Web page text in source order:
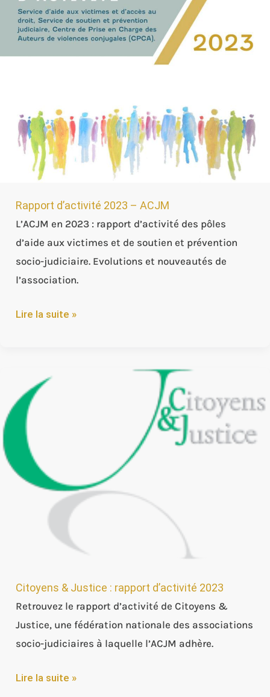
Rapport d’activité 2023 – ACJM
L’ACJM en 2023 : rapport d’activité des pôles
d’aide aux victimes et de soutien et prévention
socio-judiciaire. Evolutions et nouveautés de
l’association.
2023
–
ACJM
Lire la suite »
Citoyens & Justice : rapport d’activité 2023
Retrouvez le rapport d’activité de Citoyens &
Justice, une fédération nationale des associations
socio-judiciaires à laquelle l’ACJM adhère.
Citoyens
&
Justice
rapport
d’activité
2023
Lire la suite »